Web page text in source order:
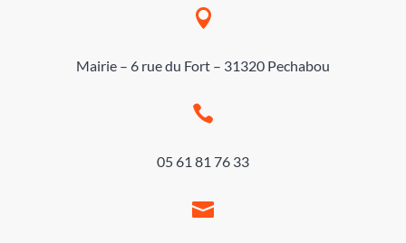

Mairie – 6 rue du Fort – 31320 Pechabou

05 61 81 76 33
